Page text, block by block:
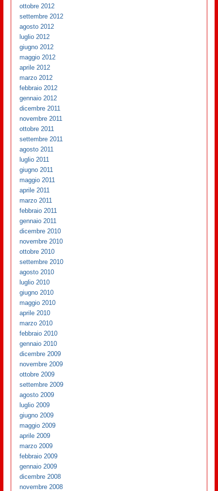
ottobre 2012
settembre 2012
agosto 2012
luglio 2012
giugno 2012
maggio 2012
aprile 2012
marzo 2012
febbraio 2012
gennaio 2012
dicembre 2011
novembre 2011
ottobre 2011
settembre 2011
agosto 2011
luglio 2011
giugno 2011
maggio 2011
aprile 2011
marzo 2011
febbraio 2011
gennaio 2011
dicembre 2010
novembre 2010
ottobre 2010
settembre 2010
agosto 2010
luglio 2010
giugno 2010
maggio 2010
aprile 2010
marzo 2010
febbraio 2010
gennaio 2010
dicembre 2009
novembre 2009
ottobre 2009
settembre 2009
agosto 2009
luglio 2009
giugno 2009
maggio 2009
aprile 2009
marzo 2009
febbraio 2009
gennaio 2009
dicembre 2008
novembre 2008